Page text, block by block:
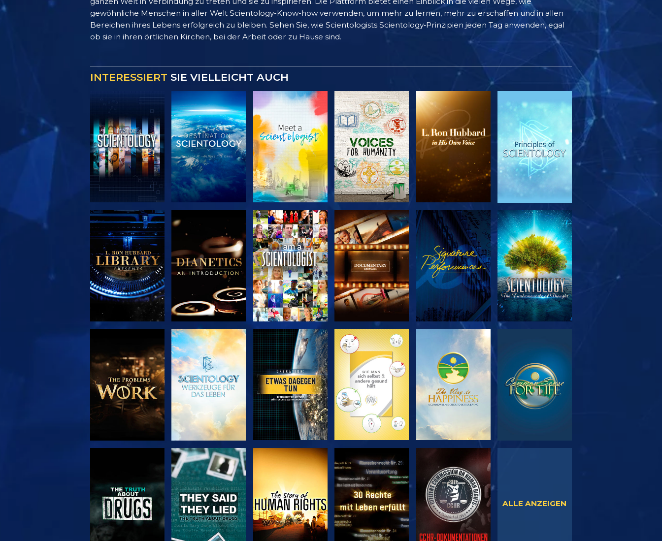
gewöhnliche Menschen in aller Welt Scientology-Know-how verwenden, um mehr zu lernen, mehr zu erschaffen und in allen
Bereichen ihres Lebens erfolgreich zu bleiben. Sehen Sie, wie Scientologists Scientology‑Prinzipien jeden Tag anwenden, egal
ob sie in ihren örtlichen Kirchen, bei der Arbeit oder zu Hause sind.
INTERESSIERT SIE VIELLEICHT AUCH
SERIE
ENTDECKEN
SERIE
ENTDECKEN
SERIE
ENTDECKEN
SERIE
ENTDECKEN
SERIE
ENTDECKEN
ANSEHEN
SERIE
ENTDECKEN
ANSEHEN
SERIE
ENTDECKEN
SERIE
ENTDECKEN
SERIE
ENTDECKEN
ANSEHEN ANSEHEN ANSEHEN ANSEHEN
ALLE ANZEIGEN